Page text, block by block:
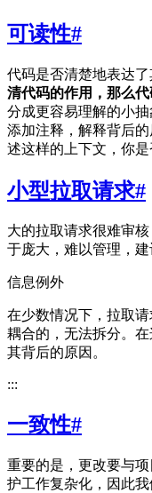
可读性#
代码是否清楚地表达了
清代码的作用，那么代
分成更容易理解的小
添加注释，解释背后
述这样的上下文，你是
小型拉取请求#
大的拉取请求很难审
于庞大，难以管理，建
信息例外
在少数情况下，拉取
耦合的，无法拆分。
其背后的原因。
:::
一致性#
重要的是，更改要与
护工作复杂化，因此